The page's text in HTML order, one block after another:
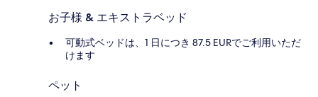
お子様 & エキストラベッド
可動式ベッドは、1 日につき 87.5 EURでご利用いただ
けます
ペット